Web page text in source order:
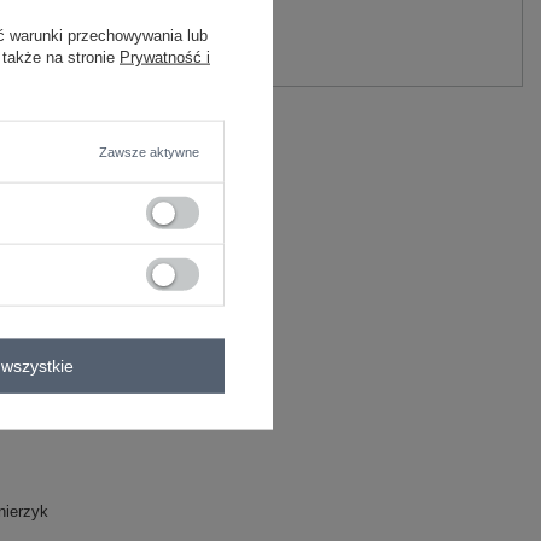
Zadaj pytanie
warunki przechowywania lub
na stronie Prywatność i
Zawsze aktywne